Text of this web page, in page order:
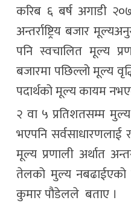
करिब ६ बर्ष अगाडी
अन्तर्राष्ट्रिय बजार
पनि स्वचालित मूल्य
बजारमा पछिल्लो मूल्य
पदार्थको मूल्य कायम
२ वा ५ प्रतिशतसम्म
भएपनि सर्वसाधारणलाई
मूल्य प्रणाली अर्थात
तेलको मुल्य नबढाईएको
कुमार पौडेलले बताए ।